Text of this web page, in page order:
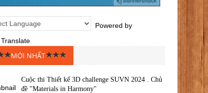
Powered by
Translate
MỚI NHẤT
Cuộc thi Thiết kế 3D challenge SUVN 2024 . Chủ
đề "Materials in Harmony"